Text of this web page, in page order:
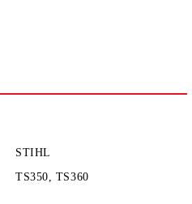
STIHL
TS350, TS360